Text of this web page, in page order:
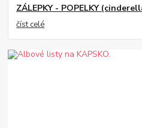
ZÁLEPKY - POPELKY
číst celé